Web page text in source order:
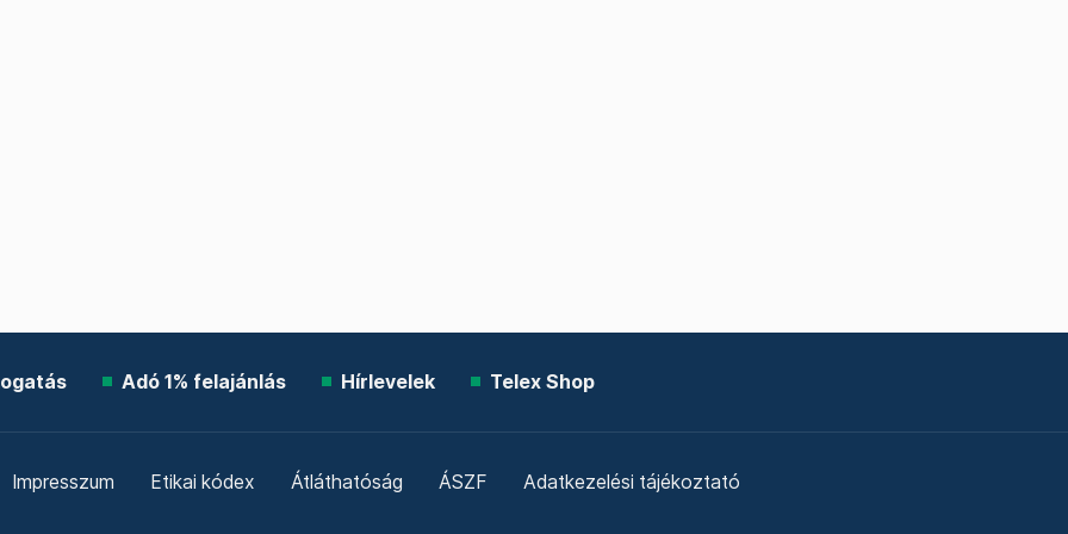
Adó 1% felajánlás Hírlevelek Telex Shop
Impresszum Etikai kódex Átláthatóság ÁSZF Adatkezelési tájékoztató